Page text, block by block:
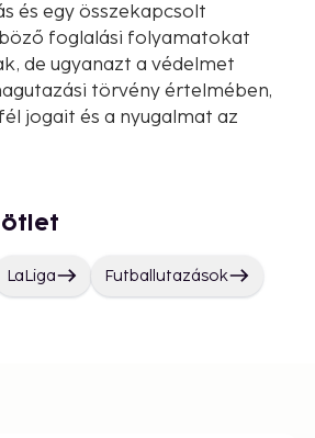
és egy összekapcsolt
foglalási folyamatokat
de ugyanazt a védelmet
törvény értelmében,
jogait és a nyugalmat az
ötlet
LaLiga Futballutazások